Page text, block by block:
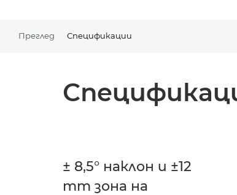
Преглед Спецификации
± 8,5° наклон и ±12
mm зона на